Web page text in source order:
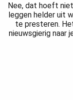
Nee, dat hoeft
leggen helder uit
te presteren.
nieuwsgierig naar